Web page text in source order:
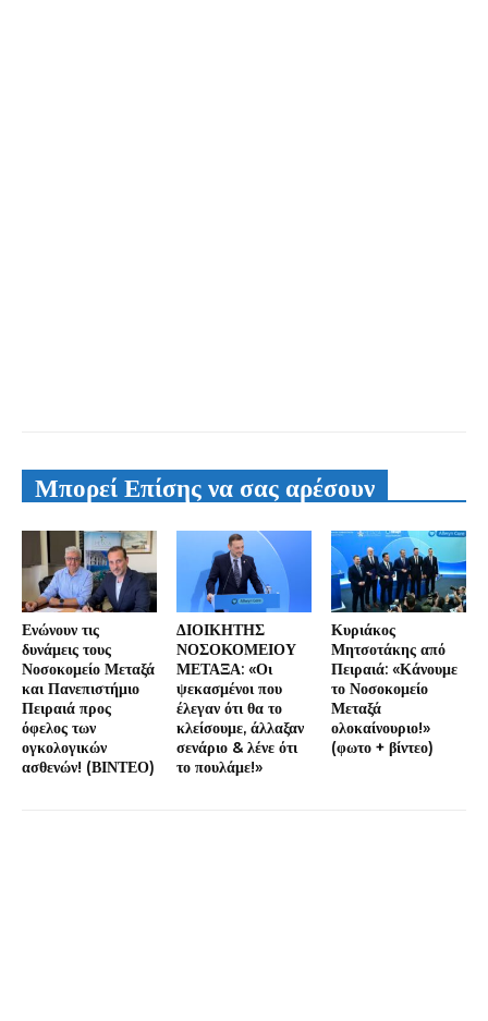
Μπορεί Επίσης να σας αρέσουν
Ενώνουν τις
δυνάμεις τους
Νοσοκομείο Μεταξά
και Πανεπιστήμιο
Πειραιά προς
όφελος των
ογκολογικών
ασθενών! (ΒΙΝΤΕΟ)
ΔΙΟΙΚΗΤΗΣ
ΝΟΣΟΚΟΜΕΙΟΥ
ΜΕΤΑΞΑ: «Οι
ψεκασμένοι που
έλεγαν ότι θα το
κλείσουμε, άλλαξαν
σενάριο & λένε ότι
το πουλάμε!»
Κυριάκος
Μητσοτάκης από
Πειραιά: «Κάνουμε
το Νοσοκομείο
Μεταξά
ολοκαίνουριο!»
(φωτο + βίντεο)